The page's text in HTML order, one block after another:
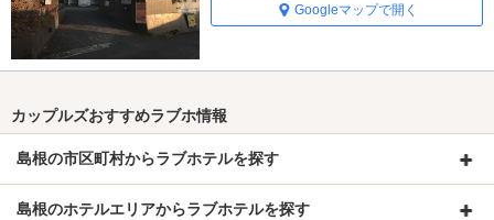
Googleマップで開く
カップルズおすすめラブホ情報
島根の市区町村からラブホテルを探す
島根のホテルエリアからラブホテルを探す